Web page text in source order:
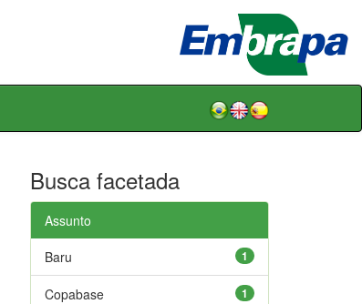
Busca facetada
Assunto
1
Baru
1
Copabase